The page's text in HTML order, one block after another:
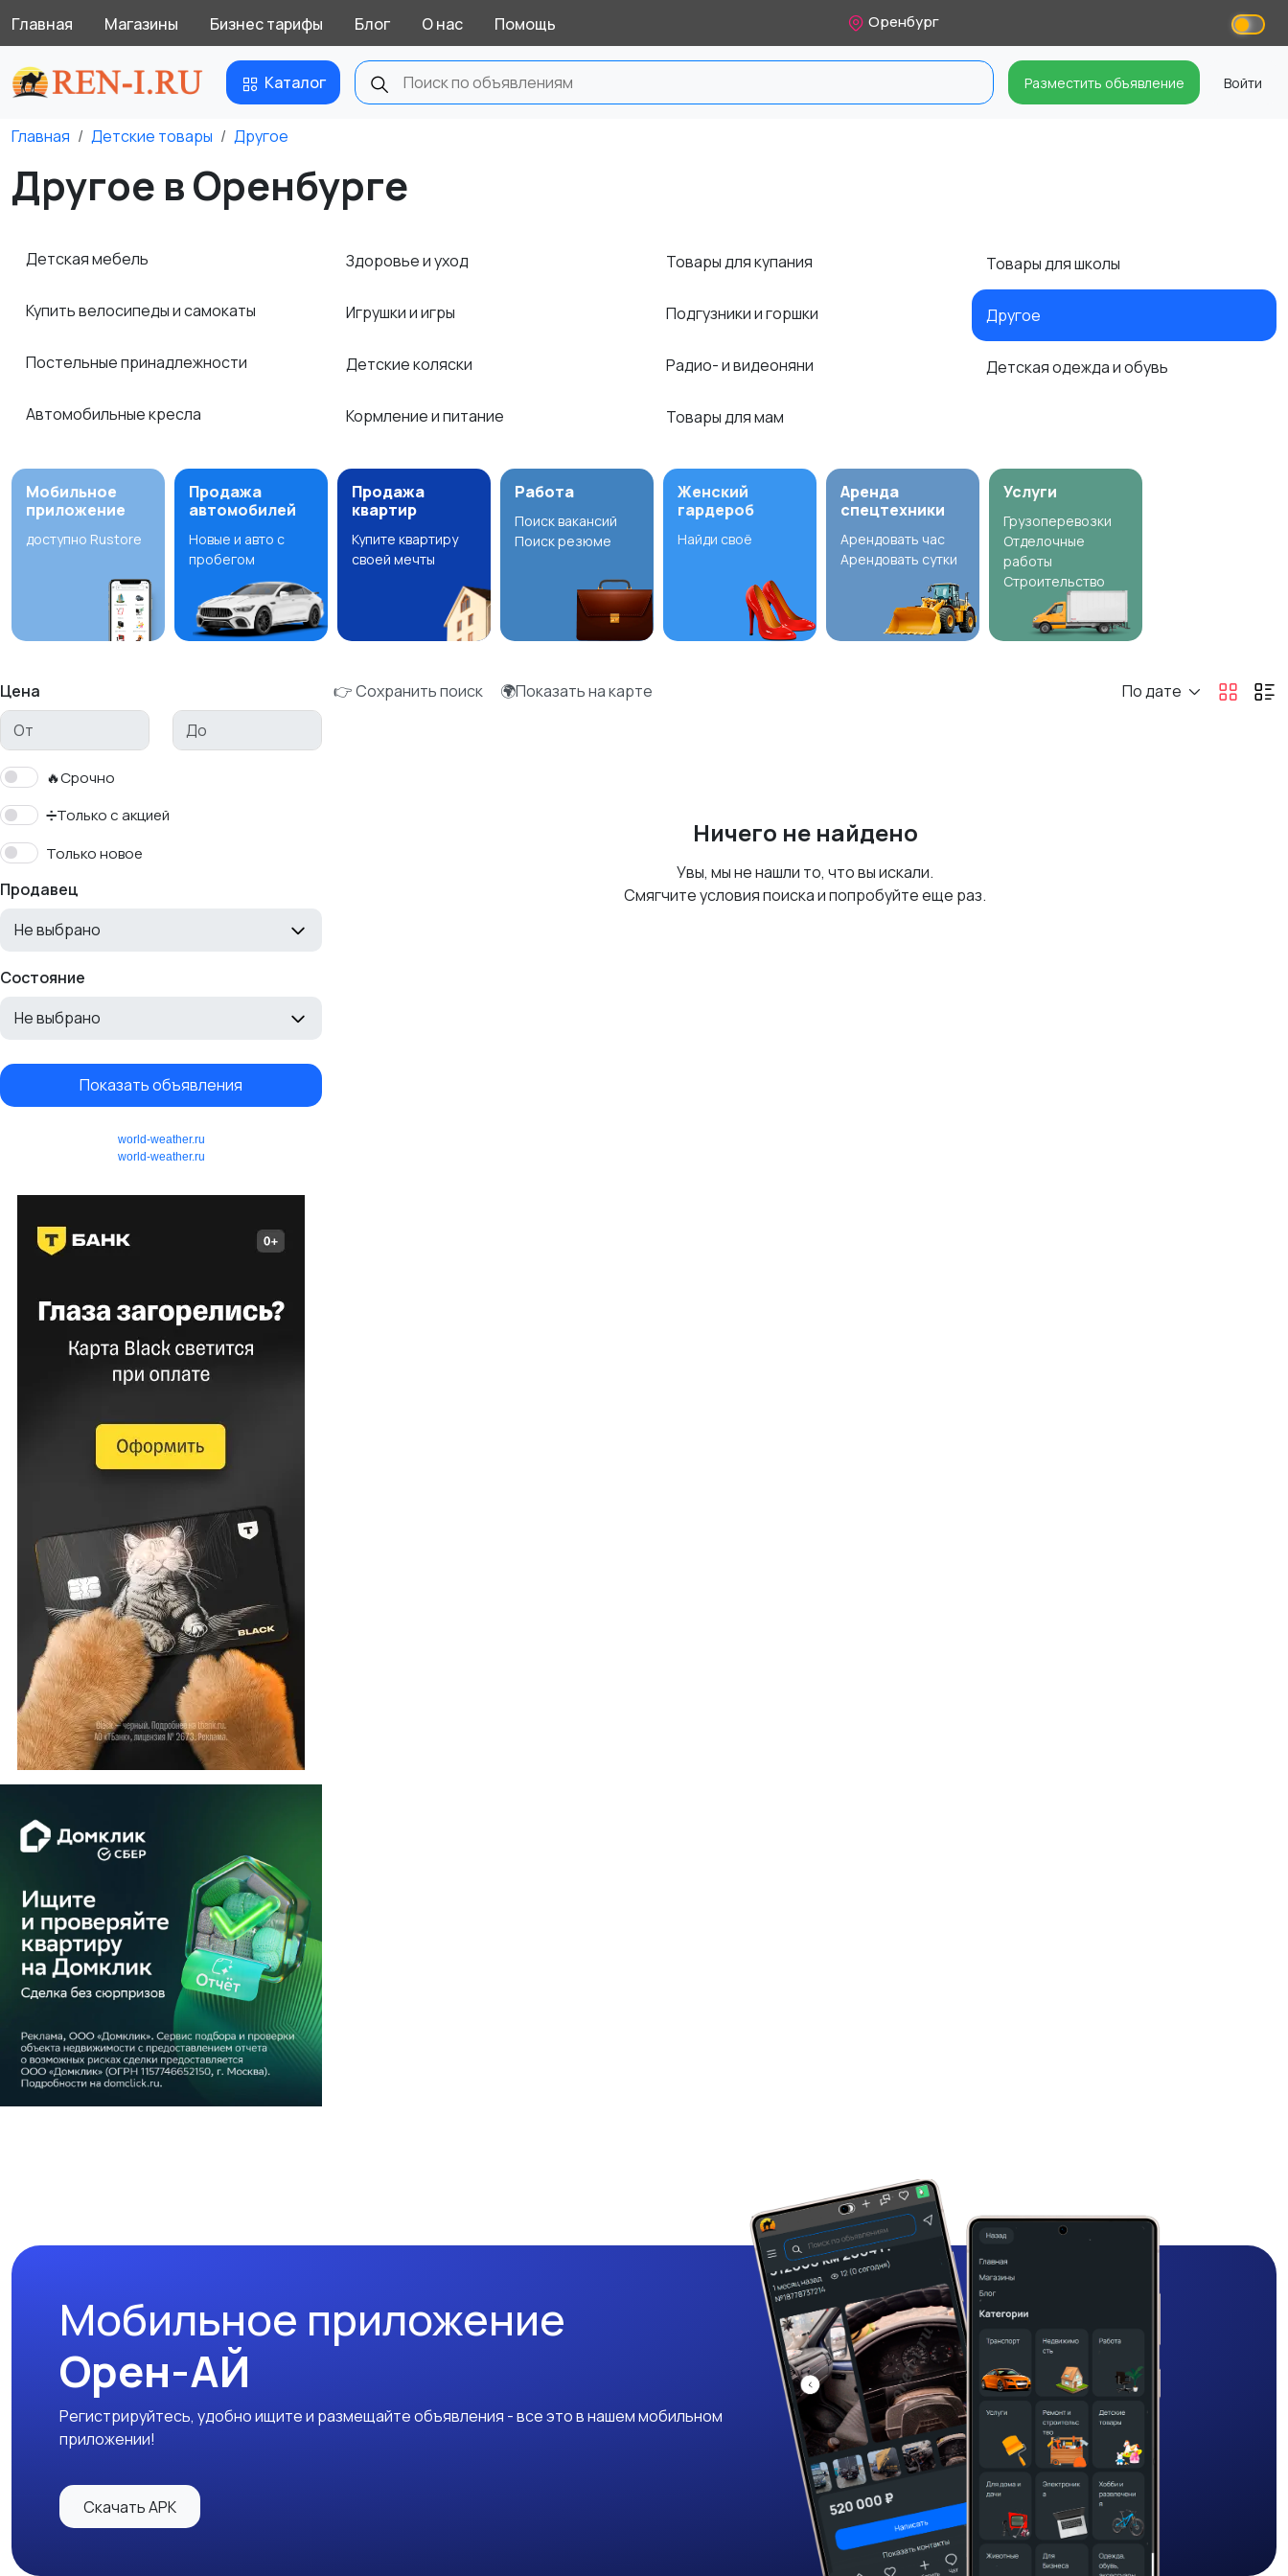
Главная Магазины Бизнес тарифы Блог О нас Помощь Оренбург
Каталог Разместить объявление Войти
Главная Детские товары Другое
Другое в Оренбурге
Детская мебель
Купить велосипеды и самокаты
Постельные принадлежности
Автомобильные кресла
Здоровье и уход
Игрушки и игры
Детские коляски
Кормление и питание
Товары для купания
Подгузники и горшки
Радио- и видеоняни
Товары для мам
Товары для школы
Другое
Детская одежда и обувь
Мобильное
приложение
доступно Rustore
Продажа
автомобилей
Новые и авто с
пробегом
Продажа
квартир
Купите квартиру
своей мечты
Работа
Поиск вакансий
Поиск резюме
Женский
гардероб
Найди своё
Аренда
спецтехники
Арендовать час
Арендовать сутки
Услуги
Грузоперевозки
Отделочные
работы
Строительство
Цена
🔥Срочно
➗Только с акцией
Только новое
Продавец
Не выбрано
Состояние
Не выбрано
Показать объявления
world-weather.ru
world-weather.ru
👉 Сохранить поиск 🌍Показать на карте По дате
Ничего не найдено
Увы, мы не нашли то, что вы искали.
Смягчите условия поиска и попробуйте еще раз.
Мобильное приложение
Орен-АЙ
Регистрируйтесь, удобно ищите и размещайте объявления - все это в нашем мобильном
приложении!
Скачать APK